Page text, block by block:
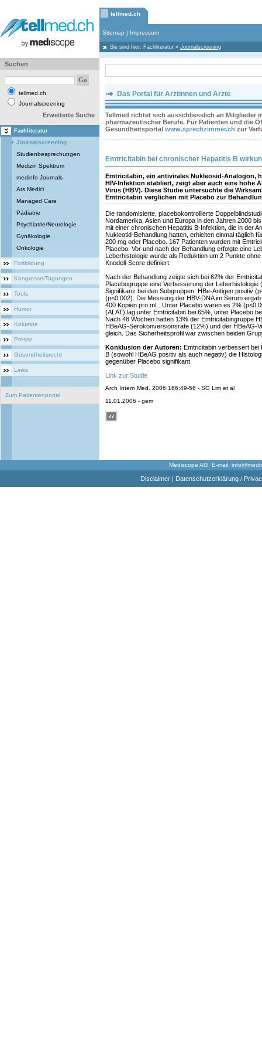
tellmed.ch
Sitemap | Impressum
Sie sind hier: Fachliteratur » Journalscreening
Suchen
tellmed.ch
Journalscreening
Erweiterte Suche
Fachliteratur
Journalscreening
Studienbesprechungen
Medizin Spektrum
medinfo Journals
Ars Medici
Managed Care
Pädiatrie
Psychiatrie/Neurologie
Gynäkologie
Onkologie
Fortbildung
Kongresse/Tagungen
Tools
Humor
Kolumne
Presse
Gesundheitsrecht
Links
Zum Patientenportal
Das Portal für Ärztinnen und Ärzte
Tellmed richtet sich ausschliesslich an Mitglieder
pharmazeutischer Berufe. Für Patienten und die
Gesundheitsportal www.sprechzimmer.ch zur
Emtricitabin bei chronischer Hepatitis B
Emtricitabin, ein antivirales Nukleosid-Analogon,
HIV-Infektion etabliert, zeigt aber auch eine hohe
Virus (HBV). Diese Studie untersuchte die
Emtricitabin verglichen mit Placebo zur
Die randomisierte, placebokontrollierte
Nordamerika, Asien und Europa in den Jahren 2000
mit einer chronischen Hepatitis B-Infektion, die in der
Nukleotid-Behandlung hatten, erhielten einmal täglich
200 mg oder Placebo. 167 Patienten wurden mit
Placebo. Vor und nach der Behandlung erfolgte eine
Leberhistologie wurde als Reduktion um 2 Punkte
Knodell-Score definiert.
Nach der Behandlung zeigte sich bei 62% der
Placebogruppe eine Verbesserung der
Signifikanz bei den Subgruppen: HBe-Antigen positiv
(p<0.002). Die Messung der HBV-DNA im Serum
400 Kopien pro mL. Unter Placebo waren es 2%
(ALAT) lag unter Emtricitabin bei 65%, unter Placebo
Nach 48 Wochen hatten 13% der Emtricitabingruppe
HBeAG-Serokonversionsrate (12%) und der HBeAG-
gleich. Das Sicherheitsprofil war zwischen beiden
Konklusion der Autoren: Emtricitabin verbessert bei
B (sowohl HBeAG positiv als auch negativ) die
gegenüber Placebo signifikant.
Link zur Studie
Arch Intern Med. 2006;166:49-56 - SG Lim et al
11.01.2006 - gem
Mediscope AG E-mail:
Disclaimer| Datenschutzerklärung /